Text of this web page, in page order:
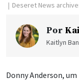
Deseret News
Por
Kaitlyn
Donny Anderson,